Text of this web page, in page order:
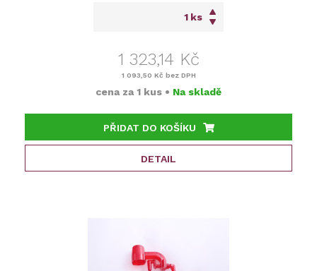
ks
1 323,14 Kč
1 093,50 Kč bez DPH
cena za 1 kus • Na skladě
PŘIDAT DO KOŠÍKU
DETAIL